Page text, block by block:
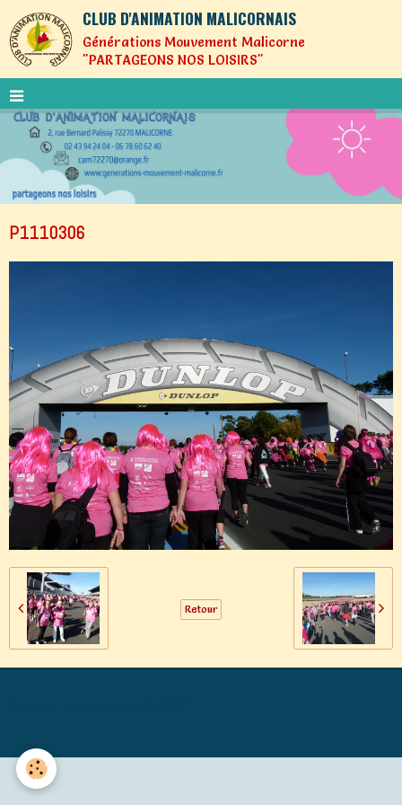
CLUB D'ANIMATION MALICORNAIS
Générations Mouvement Malicorne
"PARTAGEONS NOS LOISIRS"
P1110306
Retour